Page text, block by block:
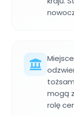
mogą
rolę